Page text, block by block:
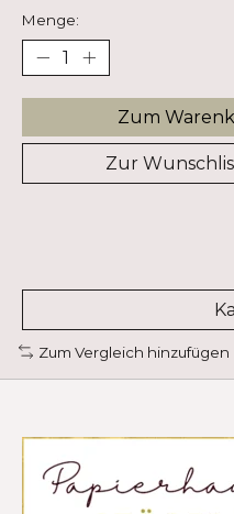
Menge:
Zum
Zur
Zum Vergleich hinzufügen